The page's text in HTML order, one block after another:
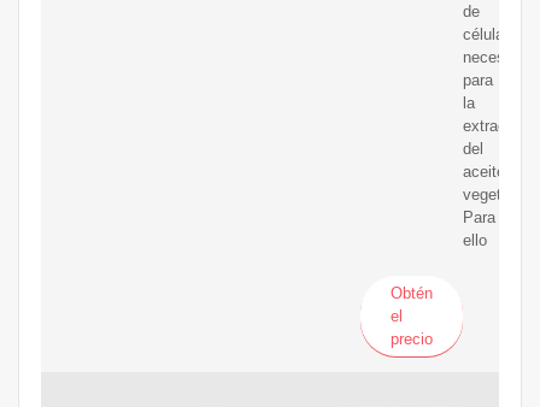
de
células
necesarias
para
la
extracción
del
aceite
vegetal.
Para
ello
Obtén
el
precio